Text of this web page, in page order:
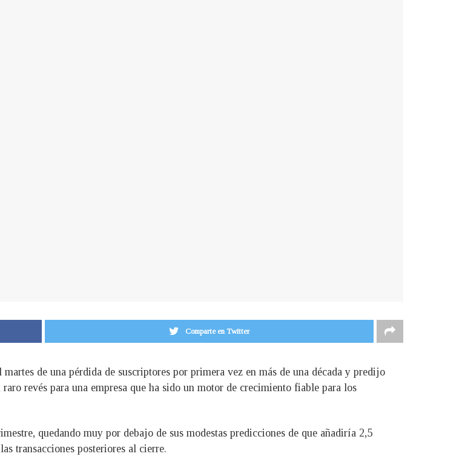
Comparte en Twitter
de una pérdida de suscriptores por primera vez en más de una década y predijo
revés para una empresa que ha sido un motor de crecimiento fiable para los
quedando muy por debajo de sus modestas predicciones de que añadiría 2,5
transacciones posteriores al cierre.